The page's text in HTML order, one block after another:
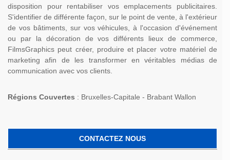
disposition pour rentabiliser vos emplacements publicitaires.
S'identifier de différente façon, sur le point de vente, à l'extérieur
de vos bâtiments, sur vos véhicules, à l'occasion d'événement
ou par la décoration de vos différents lieux de commerce,
FilmsGraphics peut créer, produire et placer votre matériel de
marketing afin de les transformer en véritables médias de
communication avec vos clients.
Régions Couvertes : Bruxelles-Capitale - Brabant Wallon
CONTACTEZ NOUS